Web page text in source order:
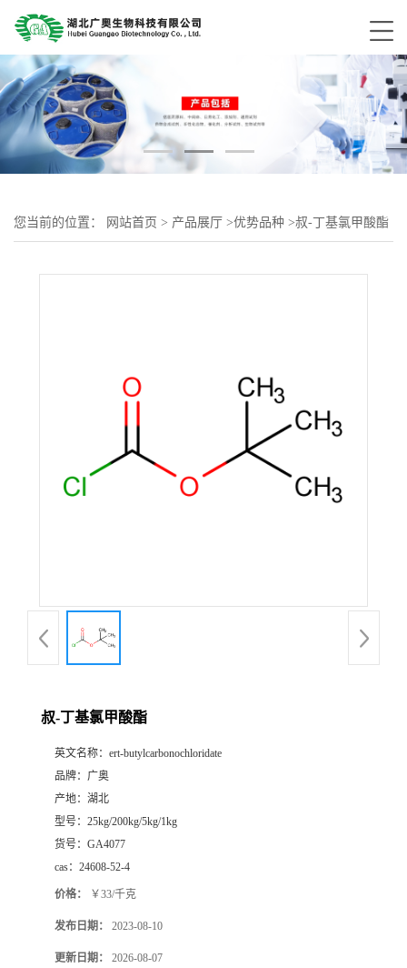
您当前的位置： 网站首页 > 产品展厅 >优势品种 >叔-丁基氯甲酸酯
叔-丁基氯甲酸酯
英文名称： ert-butylcarbonochloridate
品牌： 广奥
产地： 湖北
型号： 25kg/200kg/5kg/1kg
货号： GA4077
cas： 24608-52-4
价格： ￥33/千克
发布日期： 2023-08-10
更新日期： 2026-08-07